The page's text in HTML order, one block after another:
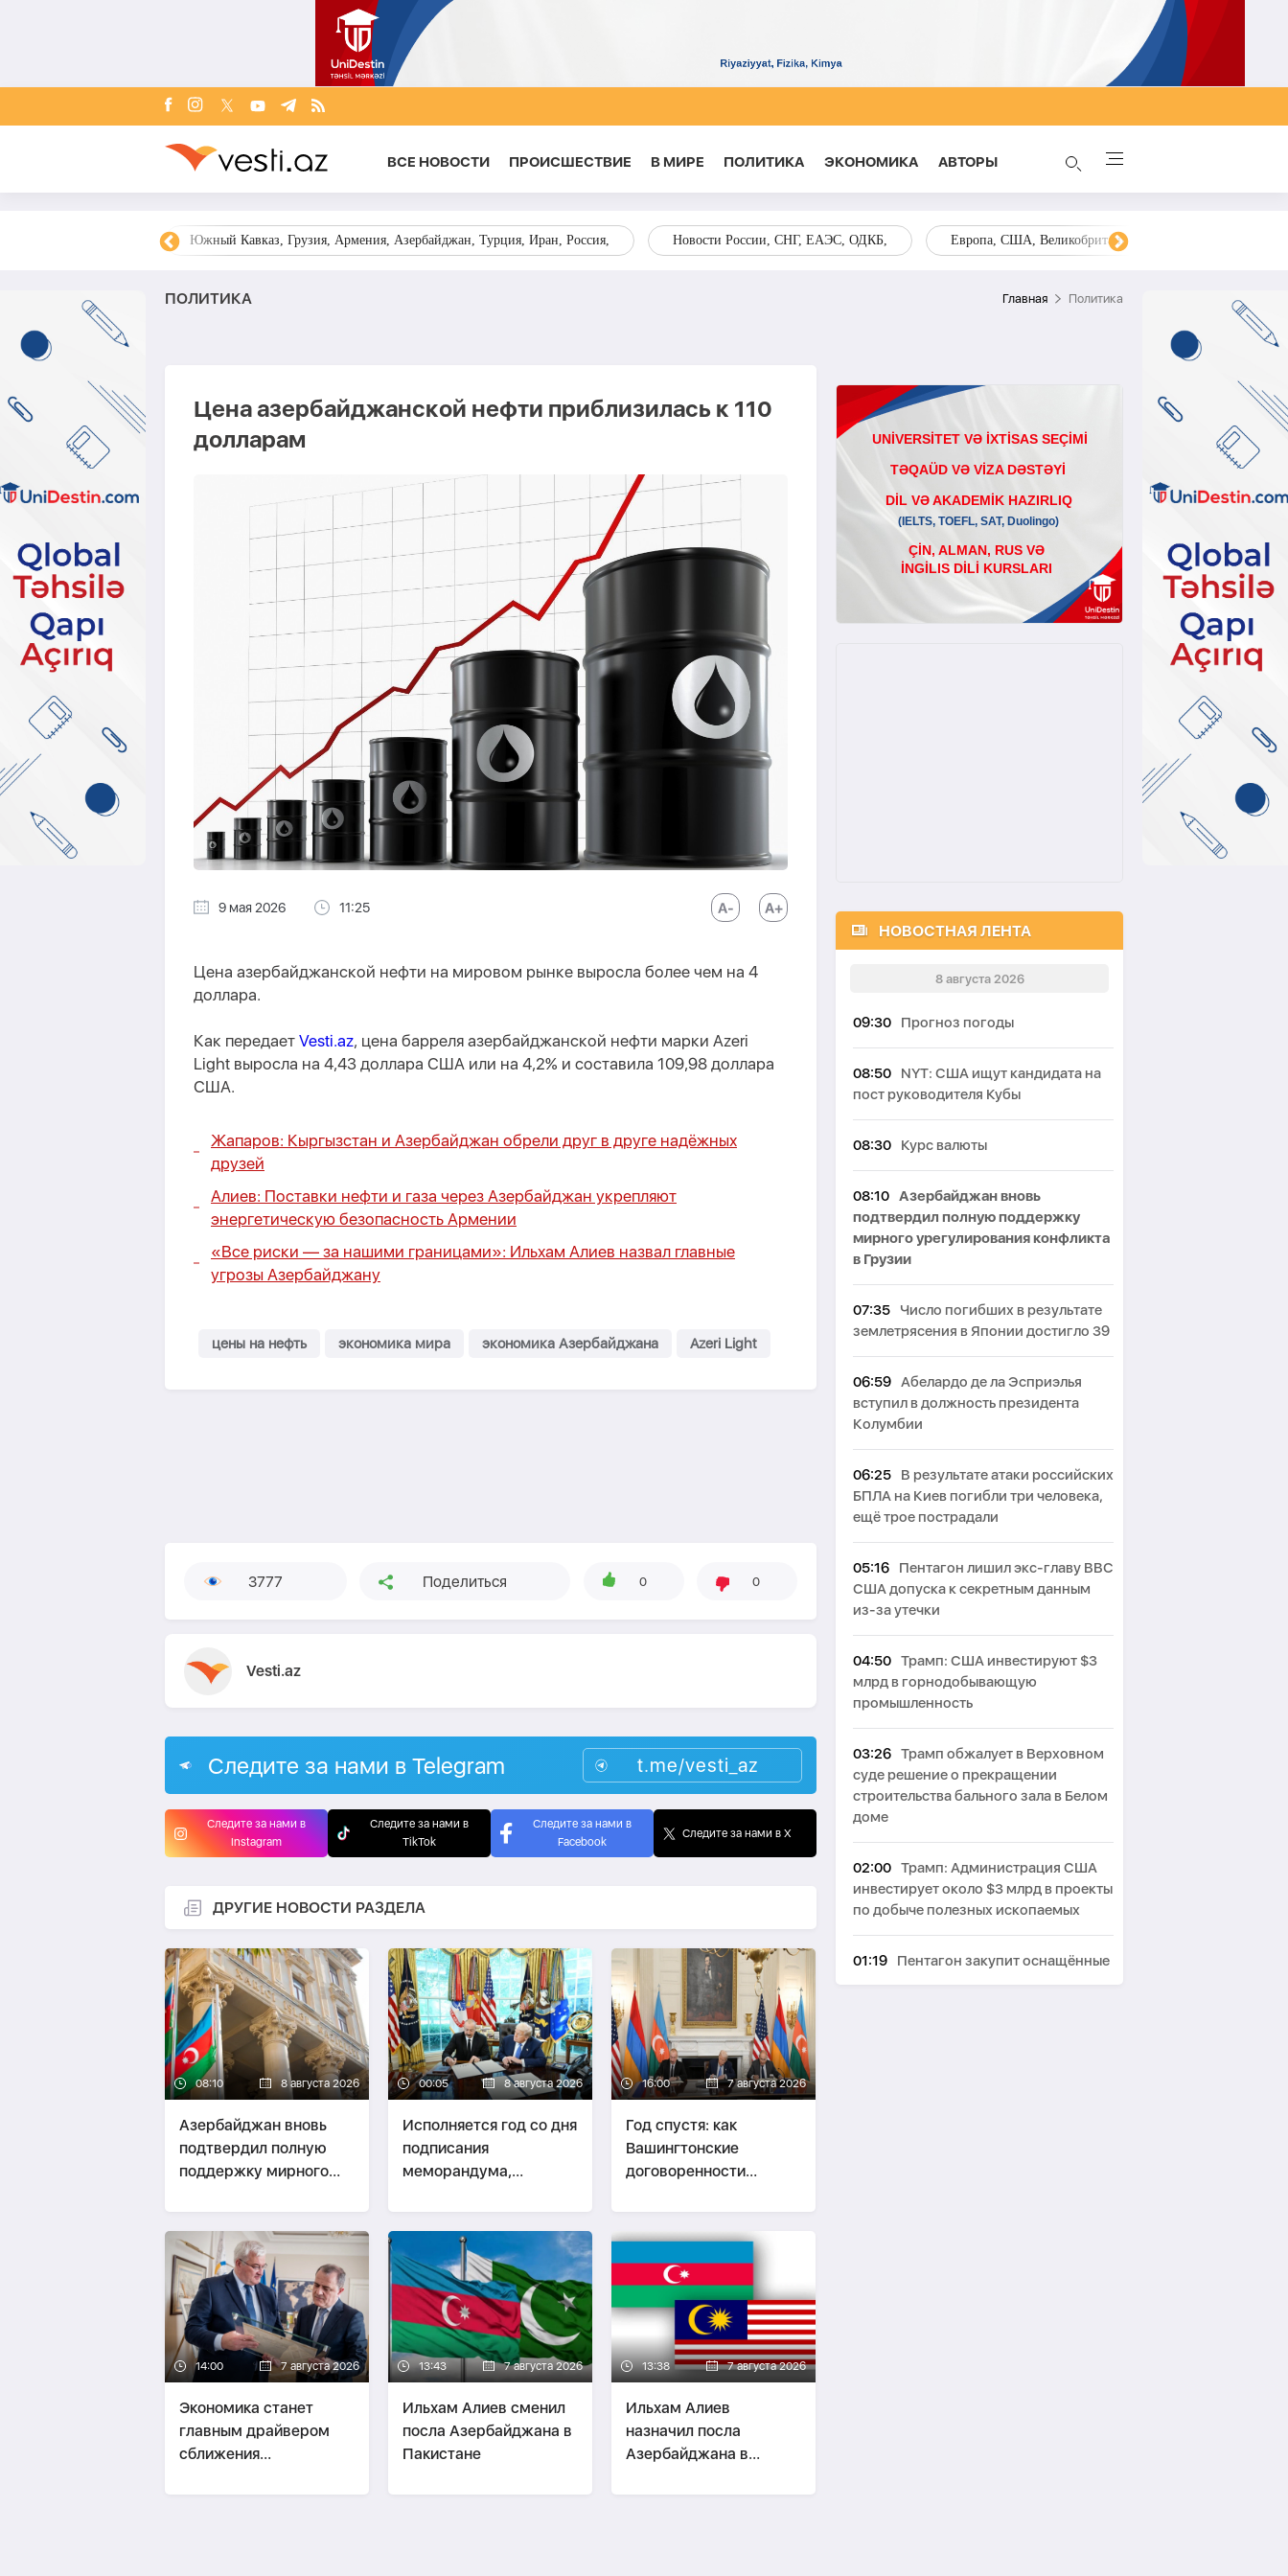
ВСЕ НОВОСТИ ПРОИСШЕСТВИЕ В МИРЕ ПОЛИТИКА ЭКОНОМИКА AВТОРЫ
Южный Кавказ, Грузия, Армения, Азербайджан, Турция, Иран, Россия, Новости России, СНГ, ЕАЭС, ОДКБ, Европа, США, Великобритания, Украина, Запад,
ПОЛИТИКА Главная Политика
Цена азербайджанской нефти приблизилась к 110
долларам
9 мая 2026 11:25
Цена азербайджанской нефти на мировом рынке выросла более чем на 4
доллара.
Как передает Vesti.az, цена барреля азербайджанской нефти марки Azeri
Light выросла на 4,43 доллара США или на 4,2% и составила 109,98 доллара
США.
Жапаров: Кыргызстан и Азербайджан обрели друг в друге надёжных
друзей
Алиев: Поставки нефти и газа через Азербайджан укрепляют
энергетическую безопасность Армении
«Все риски — за нашими границами»: Ильхам Алиев назвал главные
угрозы Азербайджану
цены на нефть экономика мира экономика Азербайджана Azeri Light
3777 Поделиться 0 0
Vesti.az
Следите за нами в Telegram t.me/vesti_az
Следите за нами в
Instagram
Следите за нами в
TikTok
Следите за нами в
Facebook
Следите за нами в X
ДРУГИЕ НОВОСТИ РАЗДЕЛА
08:10 8 августа 2026
Азербайджан вновь
подтвердил полную
поддержку мирного
конфликта в Грузии
00:05 8 августа 2026
Исполняется год со дня
подписания
меморандума,
стратегического
партнерства
Азербайджана и США
16:00 7 августа 2026
Год спустя: как
Вашингтонские
договоренности
повестку Южного
Кавказа -ВЗГЛЯД
14:00 7 августа 2026
Экономика станет
главным драйвером
сближения
Украины -Эксперт о
13:43 7 августа 2026
Ильхам Алиев сменил
посла Азербайджана в
Пакистане
13:38 7 августа 2026
Ильхам Алиев
назначил посла
Азербайджана в
НОВОСТНАЯ ЛЕНТА
8 августа 2026
09:30 Прогноз погоды
08:50
NYT: США ищут кандидата на
пост руководителя Кубы
08:30 Курс валюты
08:10 Азербайджан вновь
подтвердил полную поддержку
мирного урегулирования конфликта
в Грузии
07:35
Число погибших в результате
землетрясения в Японии достигло 39
06:59 Абелардо де ла Эсприэлья
вступил в должность президента
Колумбии
06:25
В результате атаки российских
БПЛА на Киев погибли три человека,
ещё трое пострадали
05:16
Пентагон лишил экс-главу ВВС
США допуска к секретным данным
из-за утечки
04:50 Трамп: США инвестируют $3
млрд в горнодобывающую
промышленность
03:26 Трамп обжалует в Верховном
суде решение о прекращении
строительства бального зала в Белом
доме
02:00 Трамп: Администрация США
инвестирует около $3 млрд в проекты
по добыче полезных ископаемых
01:19
Пентагон закупит оснащённые
лазерами системы борьбы с дронами